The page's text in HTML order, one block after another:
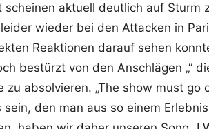
scheinen aktuell deutlich auf Sturm
wieder bei den Attacken in
Reaktionen darauf sehen
bestürzt von den Anschlägen „“
zu absolvieren. „The show must go
sein, den man aus so einem